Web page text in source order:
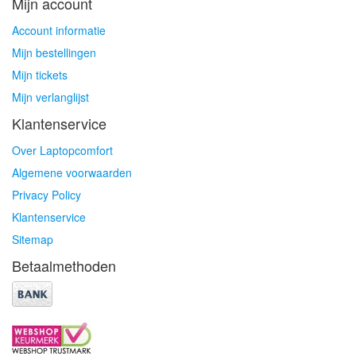
Account informatie
Mijn bestellingen
Mijn tickets
Mijn verlanglijst
Klantenservice
Over Laptopcomfort
Algemene voorwaarden
Privacy Policy
Klantenservice
Sitemap
Betaalmethoden